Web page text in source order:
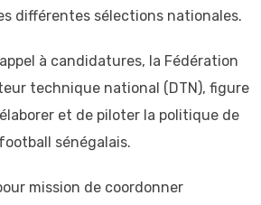
différentes sélections nationales.
à candidatures, la Fédération
technique national (DTN), figure
et de piloter la politique de
sénégalais.
mission de coordonner